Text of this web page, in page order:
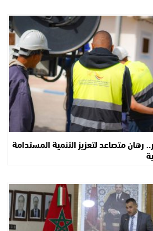
رهان متصاعد لتعزيز التنمية المستدامة